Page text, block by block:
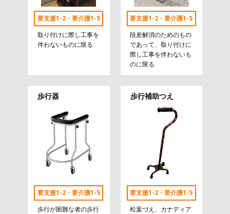
要支援1-2・要介護1-5
取り付けに際し工事を
伴わないものに限る
要支援1-2・要介護1-5
段差解消のためのもの
であって、取り付けに
際し工事を伴わないも
のに限る
歩行器
要支援1-2・要介護1-5
歩行が困難な者の歩行
歩行補助つえ
要支援1-2・要介護1-5
松葉づえ、カナディア